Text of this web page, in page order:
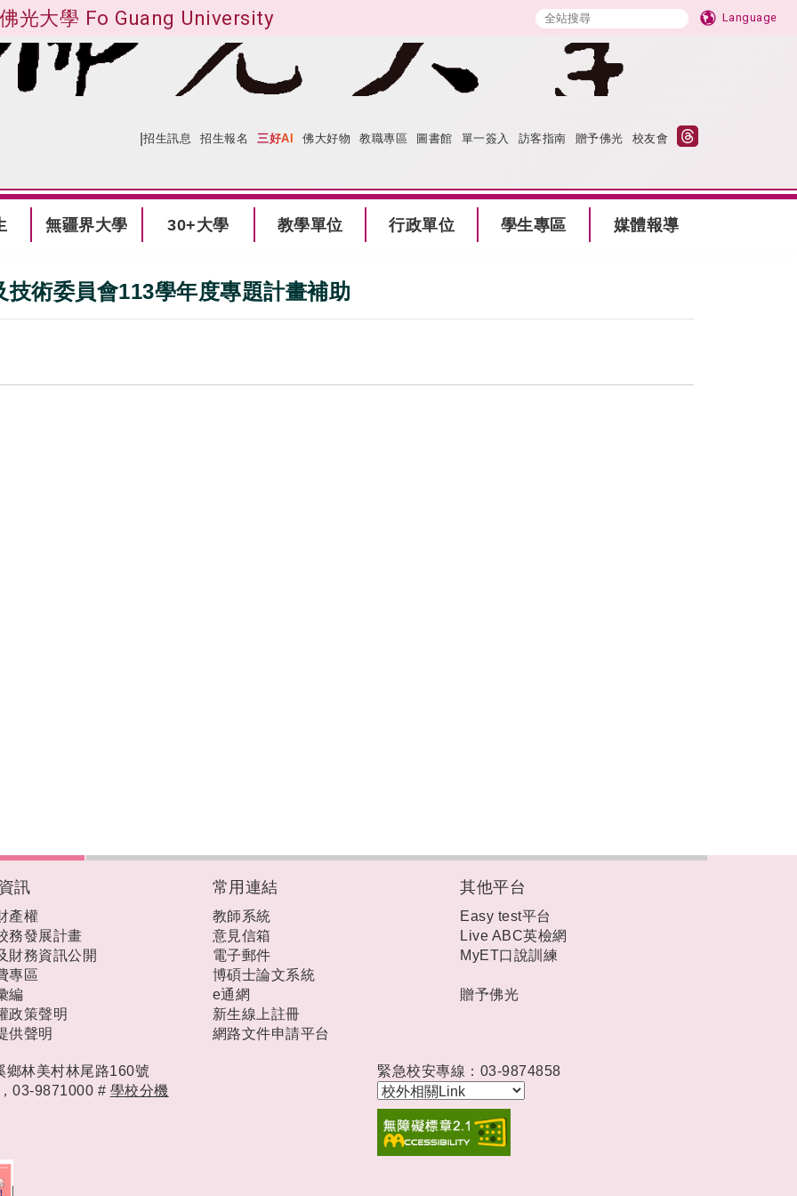
佛光大學 Fo Guang University Language
|招生訊息 招生報名 三好AI 佛大好物 教職專區 圖書館 單一簽入 訪客指南 贈予佛光 校友會
無疆界大學 30+大學 教學單位 行政單位 學生專區 媒體報導
術委員會113學年度專題計畫補助
訊
產權
務發展計畫
財務資訊公開
專區
編
政策聲明
供聲明
常用連結
教師系統
意見信箱
電子郵件
博碩士論文系統
e通網
新生線上註冊
網路文件申請平台
其他平台
Easy test平台
Live ABC英檢網
MyET口說訓練
贈予佛光
鄉林美村林尾路160號
03-9871000 # 學校分機
緊急校安專線：03-9874858